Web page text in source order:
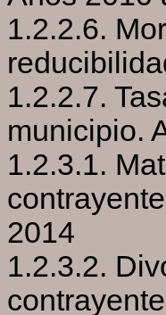
1.2.2.6.
1.2.2.7.
municipio.
1.2.3.1.
2014
1.2.3.2.